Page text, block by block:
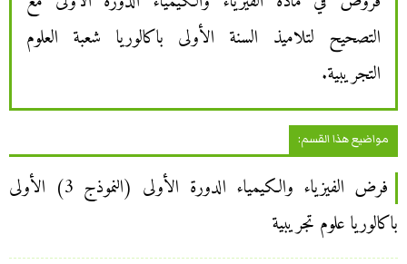
التصحيح لتلاميذ السنة الأولى باكالوريا شعبة العلوم
التجريبية.
مواضيع هذا القسم:
فرض الفيزياء والكيمياء الدورة الأولى (النموذج 3) الأولى
باكالوريا علوم تجريبية